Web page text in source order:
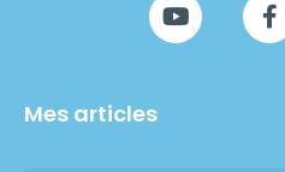
Mes articles